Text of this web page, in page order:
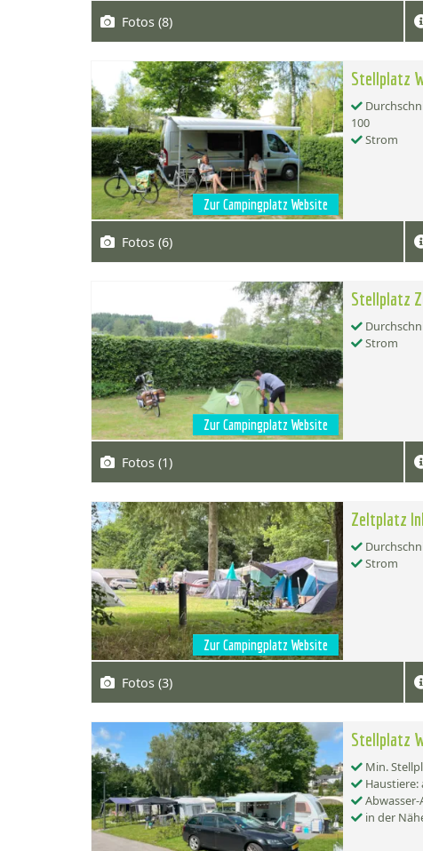
Fotos (8)
Zur Campingplatz Website
Stellplatz
100
Strom
Fotos (6)
Zur Campingplatz Website
Stellplatz
Strom
Fotos (1)
Zur Campingplatz Website
Zeltplatz
Strom
Fotos (3)
Stellplatz
Min.
in der